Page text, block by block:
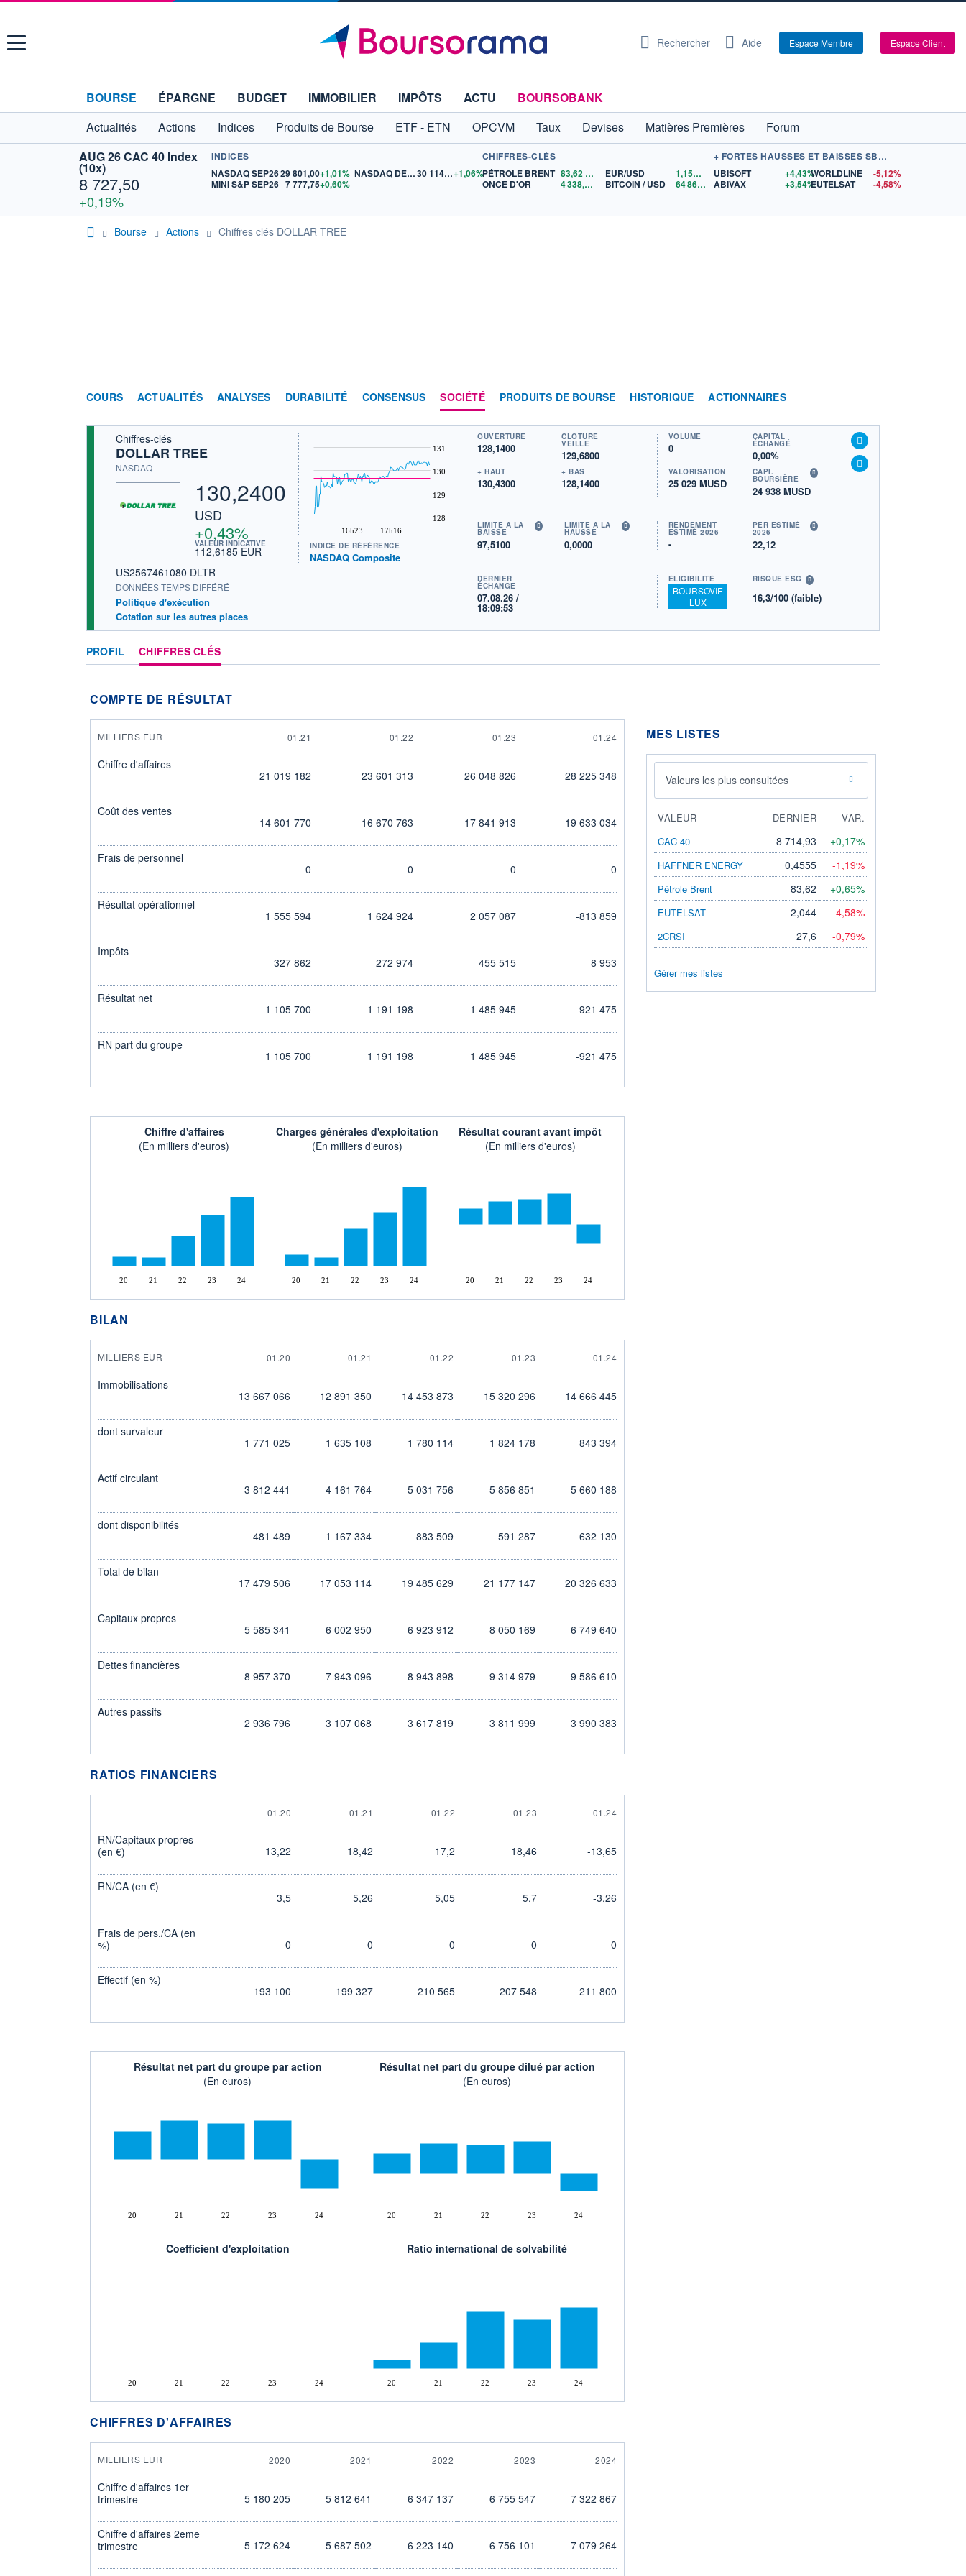
Menu Rechercher Aide Espace Membre Espace Client
BOURSE ÉPARGNE BUDGET IMMOBILIER IMPÔTS ACTU
BOURSOBANK
Actualités
Actions Indices Produits de Bourse ETF - ETN OPCVM Taux Devises Matières Premières
Forum
AUG 26 CAC 40 Index
(10x)
8 727,50
+0,19%
INDICES
NASDAQ SEP2629 801,00+1,01%
MINI S&P SEP26 7 777,75+0,60%
NASDAQ DEC26 30 114,00+1,06%
CHIFFRES-CLÉS
PÉTROLE BRENT 83,62
ONCE D'OR
4 338,49 $US
EUR/USD 1,1562
$US
BITCOIN / USD
64 867,52 $US
+ FORTES HAUSSES ET BAISSES SBF 120
UBISOFT
+4,43%
ABIVAX
+3,54%
WORLDLINE
-5,12%
EUTELSAT
-4,58%
Bourse Actions Chiffres clés DOLLAR TREE
COURS ACTUALITÉS ANALYSES DURABILITÉ CONSENSUS SOCIÉTÉ PRODUITS DE BOURSE HISTORIQUE ACTIONNAIRES
Chiffres-clés
DOLLAR TREE
NASDAQ
130,2400
USD
+0,43%
VALEUR INDICATIVE
112,6185 EUR
US2567461080 DLTR
DONNÉES TEMPS DIFFÉRÉ
Politique d'exécution
Cotation sur les autres places
16h23 17h16
128
129
130
131
INDICE DE RÉFÉRENCE
NASDAQ Composite
OUVERTURE
128,1400
CLÔTURE
VEILLE
129,6800
+ HAUT
130,4300
+ BAS
128,1400
VOLUME
0
CAPITAL
ÉCHANGÉ
0,00%
VALORISATION
25 029 MUSD
CAPI.
BOURSIÈRE
24 938 MUSD
LIMITE À LA
BAISSE
97,5100
LIMITE À LA
HAUSSE
0,0000
RENDEMENT
ESTIMÉ 2026
-
PER ESTIMÉ
2026
22,12
DERNIER
ÉCHANGE
07.08.26 /
18:09:53
ÉLIGIBILITÉ
BOURSOVIE
LUX
RISQUE ESG
16,3/100 (faible)
PROFIL CHIFFRES CLÉS
COMPTE DE RÉSULTAT
MILLIERS EUR 01.21 01.22 01.23 01.24
Chiffre d'affaires
21 019 182
23 601 313 26 048 826 28 225 348
Coût des ventes
14 601 770
16 670 763 17 841 913 19 633 034
Frais de personnel
0
0 0 0
Résultat opérationnel
1 555 594
1 624 924 2 057 087 -813 859
Impôts
327 862
272 974 455 515 8 953
Résultat net
1 105 700
1 191 198 1 485 945 -921 475
RN part du groupe
1 105 700
1 191 198 1 485 945 -921 475
Chiffre d'affaires
(En milliers d'euros)
20 21 22 23 24
Charges générales d'exploitation
(En milliers d'euros)
20 21 22 23 24
Résultat courant avant impôt
(En milliers d'euros)
20 21 22 23 24
BILAN
MILLIERS EUR 01.20 01.21 01.22 01.23 01.24
Immobilisations
13 667 066
12 891 350 14 453 873 15 320 296 14 666 445
dont survaleur
1 771 025
1 635 108 1 780 114 1 824 178 843 394
Actif circulant
3 812 441
4 161 764 5 031 756 5 856 851 5 660 188
dont disponibilités
481 489
1 167 334 883 509 591 287 632 130
Total de bilan
17 479 506
17 053 114 19 485 629 21 177 147 20 326 633
Capitaux propres
5 585 341
6 002 950 6 923 912 8 050 169 6 749 640
Dettes financières
8 957 370
7 943 096 8 943 898 9 314 979 9 586 610
Autres passifs
2 936 796
3 107 068 3 617 819 3 811 999 3 990 383
RATIOS FINANCIERS
01.20 01.21 01.22 01.23 01.24
RN/Capitaux propres
(en €)
13,22 18,42 17,2 18,46 -13,65
RN/CA (en €)
3,5
5,26 5,05 5,7 -3,26
Frais de pers./CA (en
%)
0 0 0 0 0
Effectif (en %)
193 100
199 327 210 565 207 548 211 800
Résultat net part du groupe par action
(En euros)
20 21 22 23 24
Résultat net part du groupe dilué par action
(En euros)
20 21 22 23 24
Coefficient d'exploitation
20 21 22 23 24
Ratio international de solvabilité
20 21 22 23 24
CHIFFRES D'AFFAIRES
MILLIERS EUR 2020 2021 2022 2023 2024
Chiffre d'affaires 1er
trimestre
5 180 205 5 812 641 6 347 137 6 755 547 7 322 867
Chiffre d'affaires 2eme
trimestre
5 172 624 5 687 502 6 223 140 6 756 101 7 079 264
MES LISTES
Valeurs les plus consultées
VALEUR DERNIER
VAR.
CAC 40
8 714,93 +0,17%
HAFFNER ENERGY 0,4555 -1,19%
Pétrole Brent 83,62 +0,65%
EUTELSAT 2,044 -4,58%
2CRSI 27,6 -0,79%
Gérer mes listes